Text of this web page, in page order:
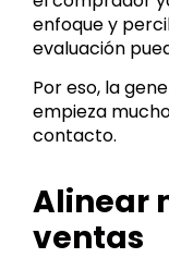
enfoque y
evaluación
Por eso, la
empieza
contacto.
Alinear
ventas